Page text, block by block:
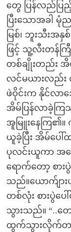
တွေ ပြန်လည်ပြ
ပြီးသောအခါ မုံ
မြစ်၊ ဘူးသီးအ
ဖြင့် သူ့လီးတန်က
တစ်ချိုးတည်း
လင်မယားလည်း
ဖဲဝိုင်းက နိုင်လ
အိမ်ပြန်လာခဲ့က
အူမြူးနေကြ၏
ယူခဲ့ပြီး အိမ်ပေါ်
ပုလင်းယူကာ အ
ရောက်တော့ စာ
သည်။ယောက်ျာ
တစ်လုံး စားပွဲပ
သွားသည်။ “..
ထွက်သွားလိုက်တာ